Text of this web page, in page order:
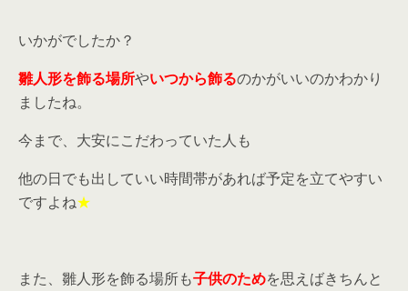
いかがでしたか？
雛人形を飾る場所やいつから飾るのかがいいのかわかり
ましたね。
今まで、大安にこだわっていた人も
他の日でも出していい時間帯があれば予定を立てやすい
ですよね★
また、雛人形を飾る場所も子供のためを思えばきちんと